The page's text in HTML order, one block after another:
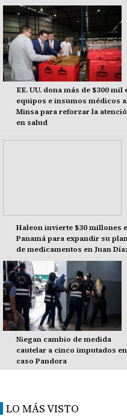
EE. UU. dona más de $300 mil
equipos e insumos médicos
Minsa para reforzar la
en salud
Haleon invierte $30 millones
Panamá para expandir su
de medicamentos en Juan
Niegan cambio de medida
cautelar a cinco imputados en
caso Pandora
LO MÁS VISTO